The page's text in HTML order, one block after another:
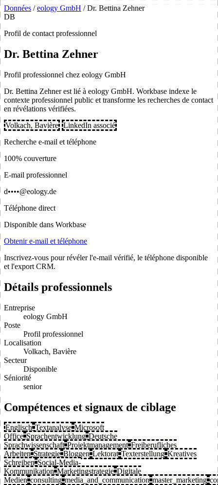
Données / eology GmbH / Dr. Bettina Zehner
DB
Profil de contact professionnel
Dr. Bettina Zehner
Profil professionnel chez eology GmbH
Dr. Bettina Zehner est lié à eology GmbH. Workbase indexe le
contexte professionnel public et transforme les recherches de contact
en révélations vérifiées.
Volkach, Bavière LinkedIn associé
Recherche e-mail et téléphone
100% couverture
E-mail professionnel
d••••@eology.de
Téléphone direct
Disponible dans Workbase
Obtenir e-mail et téléphone
Inscrivez-vous pour révéler l'e-mail vérifié, le téléphone disponible
et l'export CRM.
Détails professionnels
Entreprise
eology GmbH
Poste
Profil professionnel
Localisation
Volkach, Bavière
Secteur
Disponible
Séniorité
senior
Compétences et signaux de ciblage
Englisch Textanalyse Microsoft
Office Sprachentwicklung Deutsche
Sprachwissenschaft Projektmanagement Freiberufliches
Arbeiten Strategie Bloggen Lektorat Texterstellung Kreatives
Schreiben Social-Media-
Kommunikation Marketingstrategie Digitale
Medien consulting media_and_communication master_marketing